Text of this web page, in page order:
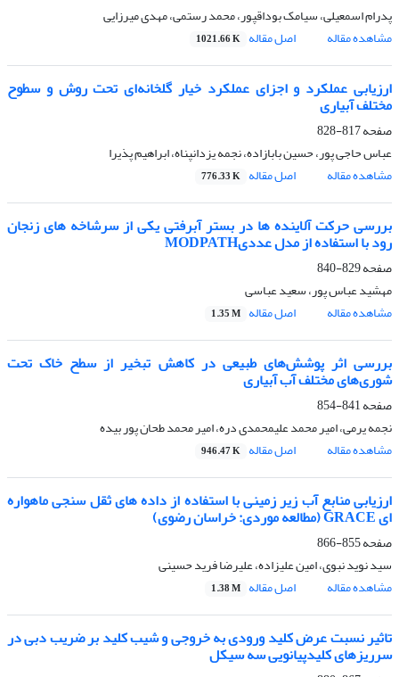
پدرام اسمعیلی، سیامک بوداقپور، محمد رستمی، مهدی میرزایی
مشاهده مقاله
اصل مقاله 1021.66 K
ارزیابی عملکرد و اجزای عملکرد خیار گلخانه‌ای تحت روش و سطوح
مختلف آبیاری
صفحه817-828
عباس حاجی پور، حسین بابازاده، نجمه یزدانپناه، ابراهیم پذیرا
مشاهده مقاله
اصل مقاله 776.33 K
بررسی حرکت آلاینده ها در بستر آبرفتی یکی از سرشاخه های زنجان
رود با استفاده از مدل عددیMODPATH
صفحه829-840
مهشید عباس پور، سعید عباسی
مشاهده مقاله
اصل مقاله 1.35 M
بررسی اثر پوشش‌های طبیعی در کاهش تبخیر از سطح خاک تحت
شوری‌های مختلف آب آبیاری
صفحه841-854
نجمه یرمی، امیر محمد علیمحمدی دره، امیر محمد طحان پور بیده
مشاهده مقاله
اصل مقاله 946.47 K
ارزیابی منابع آب زیر زمینی با استفاده از داده های ثقل سنجی ماهواره
ای GRACE (مطالعه موردی: خراسان رضوی)
صفحه855-866
سید نوید نبوی، امین علیزاده، علیرضا فرید حسینی
مشاهده مقاله
اصل مقاله 1.38 M
تاثیر نسبت عرض کلید ورودی به خروجی و شیب کلید بر ضریب دبی در
سرریزهای کلیدپیانویی سه سیکل